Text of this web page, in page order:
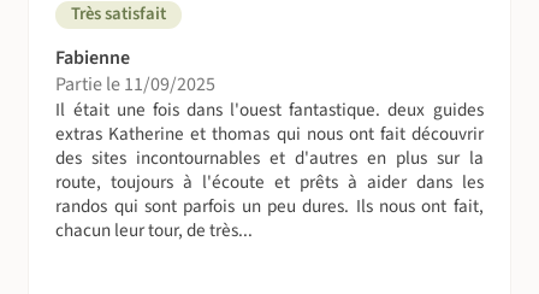
Très satisfait
Fabienne
Partie le 11/09/2025
Il était une fois dans l'ouest fantastique. deux guides
extras Katherine et thomas qui nous ont fait découvrir
des sites incontournables et d'autres en plus sur la
route, toujours à l'écoute et prêts à aider dans les
randos qui sont parfois un peu dures. Ils nous ont fait,
chacun leur tour, de très...